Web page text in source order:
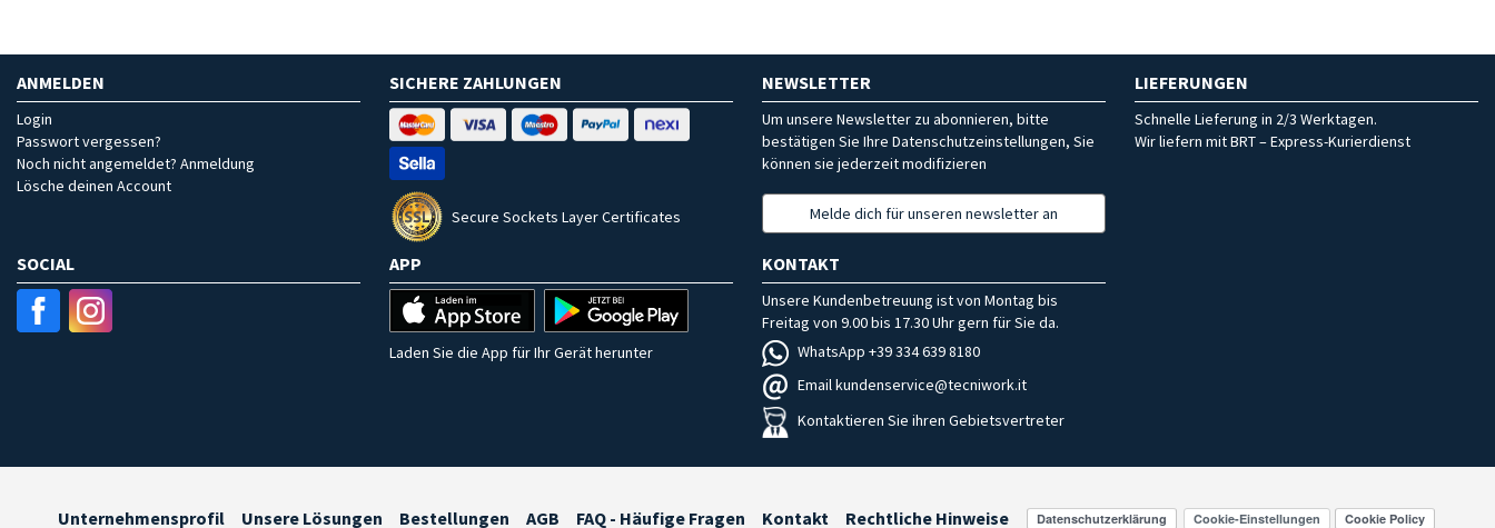
ANMELDEN
Login
Passwort vergessen?
Noch nicht angemeldet? Anmeldung
Lösche deinen Account
SICHERE ZAHLUNGEN
Secure Sockets Layer Certificates
NEWSLETTER
Um unsere Newsletter zu abonnieren, bitte
bestätigen Sie Ihre Datenschutzeinstellungen, Sie
können sie jederzeit modifizieren
Melde dich für unseren newsletter an
LIEFERUNGEN
Schnelle Lieferung in 2/3 Werktagen.
Wir liefern mit BRT – Express-Kurierdienst
SOCIAL APP
Laden Sie die App für Ihr Gerät herunter
KONTAKT
Unsere Kundenbetreuung ist von Montag bis
Freitag von 9.00 bis 17.30 Uhr gern für Sie da.
WhatsApp +39 334 639 8180
Email kundenservice@tecniwork.it
Kontaktieren Sie ihren Gebietsvertreter
Unternehmensprofil Unsere Lösungen Bestellungen AGB FAQ - Häufige Fragen Kontakt Rechtliche Hinweise Cookie-Einstellungen